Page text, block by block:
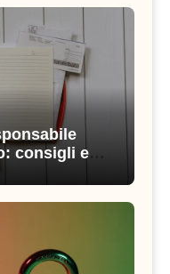
consigli e